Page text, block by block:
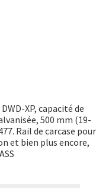
XP, capacité de
500 mm (19-
Rail de carcase pour
et bien plus encore,